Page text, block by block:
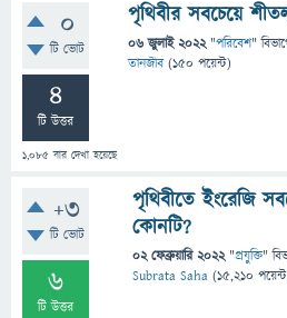
0
টি ভোট
4
টি উত্তর
1,085 বার দেখা হয়েছে
পৃথিবীর সবচেয়ে
06 জুলাই 2022 "পরিবেশ"
তানজীব (150 পয়েন্ট)
+3
টি ভোট
6
টি উত্তর
পৃথিবীতে ইংরেজি
কোনটি?
02 ফেব্রুয়ারি 2022 "প্রযুক্তি"
Subrata Saha (15,210